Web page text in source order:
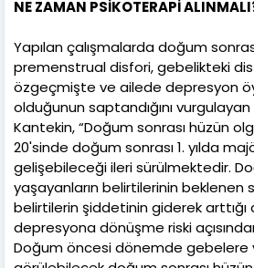
NE ZAMAN PSİKOTERAPİ
Yapılan çalışmalarda doğum
premenstrual disfori, gebelikteki
özgeçmişte ve ailede depresyon
olduğunun saptandığını vurgulayan
Kantekin, “Doğum sonrası hüzün
20'sinde doğum sonrası 1. yılda
gelişebileceği ileri sürülmektedir.
yaşayanların belirtilerinin
belirtilerin şiddetinin giderek
depresyona dönüşme riski
Doğum öncesi dönemde gebelere